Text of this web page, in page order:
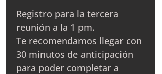
Registro para la tercera
reunión a la 1 pm.
Te recomendamos llegar con
30 minutos de anticipación
para poder completar a